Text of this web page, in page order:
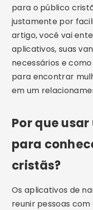
para o público
justamente por
artigo, você vai
aplicativos, suas
necessários e
para encontrar
em um
Por que
para
cristãs?
Os aplicativos de
reunir pessoas com